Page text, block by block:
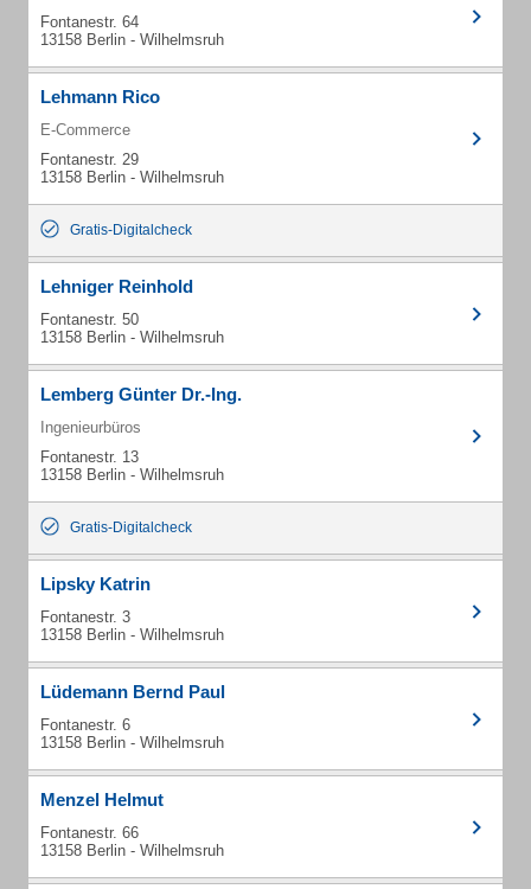
Fontanestr. 64
13158 Berlin - Wilhelmsruh
Lehmann Rico
E-Commerce
Fontanestr. 29
13158 Berlin - Wilhelmsruh
Gratis-Digitalcheck
Lehniger Reinhold
Fontanestr. 50
13158 Berlin - Wilhelmsruh
Lemberg Günter Dr.-Ing.
Ingenieurbüros
Fontanestr. 13
13158 Berlin - Wilhelmsruh
Gratis-Digitalcheck
Lipsky Katrin
Fontanestr. 3
13158 Berlin - Wilhelmsruh
Lüdemann Bernd Paul
Fontanestr. 6
13158 Berlin - Wilhelmsruh
Menzel Helmut
Fontanestr. 66
13158 Berlin - Wilhelmsruh